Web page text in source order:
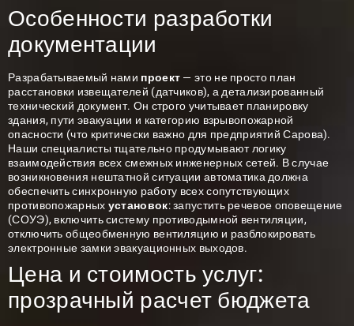
Особенности разработки
документации
Разрабатываемый нами проект — это не просто план
расстановки извещателей (датчиков), а детализированный
технический документ. Он строго учитывает планировку
здания, пути эвакуации и категорию взрывопожарной
опасности (что критически важно для предприятий Сарова).
Наши специалисты тщательно продумывают логику
взаимодействия всех смежных инженерных сетей. В случае
возникновения нештатной ситуации автоматика должна
обеспечить синхронную работу всех сопутствующих
противопожарных установок: запустить речевое оповещение
(СОУЭ), включить систему противодымной вентиляции,
отключить общеобменную вентиляцию и разблокировать
электронные замки эвакуационных выходов.
Цена и стоимость услуг:
прозрачный расчет бюджета